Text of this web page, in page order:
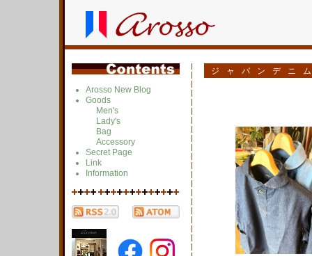
Arosso New Blog
Goods
Men's
Lady's
Bag
Accessory
Secret Page
Link
Information
ジャパンデニ